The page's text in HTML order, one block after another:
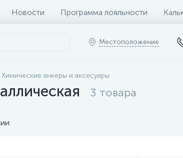
Новости Программа лояльности
Местоположение
Химические анкеры и аксесуары
3 товара